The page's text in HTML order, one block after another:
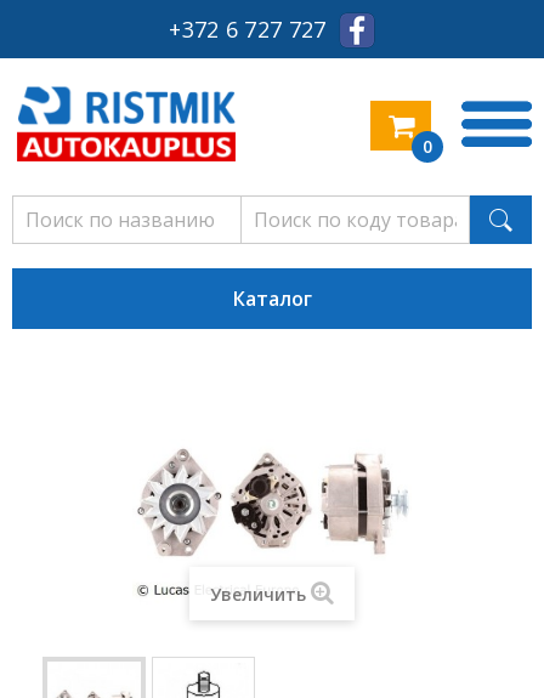
+372 6 727 727
0
Каталог
Увеличить